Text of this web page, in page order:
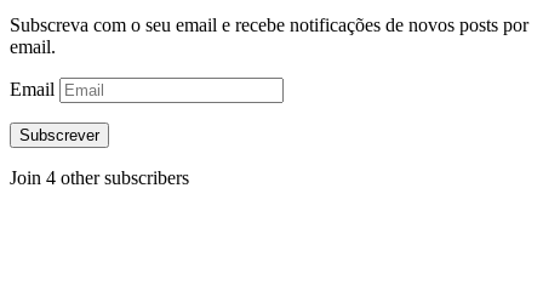
Subscreva com o seu email e recebe notificações de novos posts por
email.
Email
Subscrever
Join 4 other subscribers